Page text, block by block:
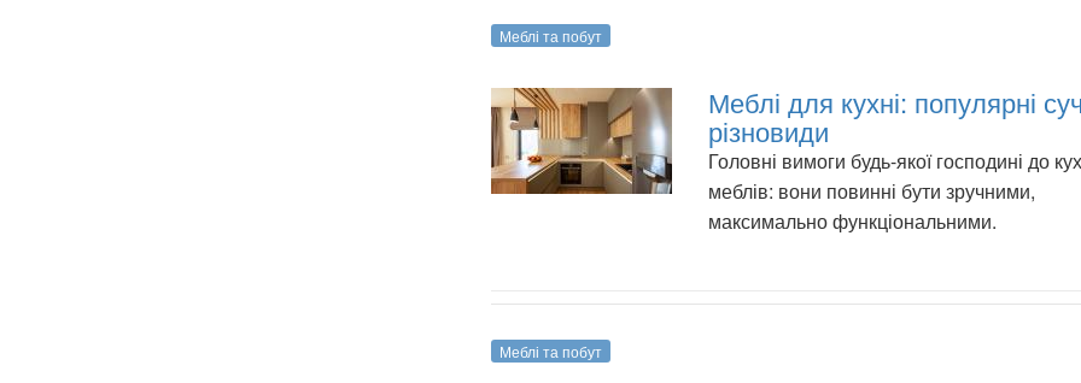
Меблі та побут
Меблі для кухні: популярні
різновиди
Головні вимоги будь-якої господині до
меблів: вони повинні бути зручними,
максимально функціональними.
Меблі та побут